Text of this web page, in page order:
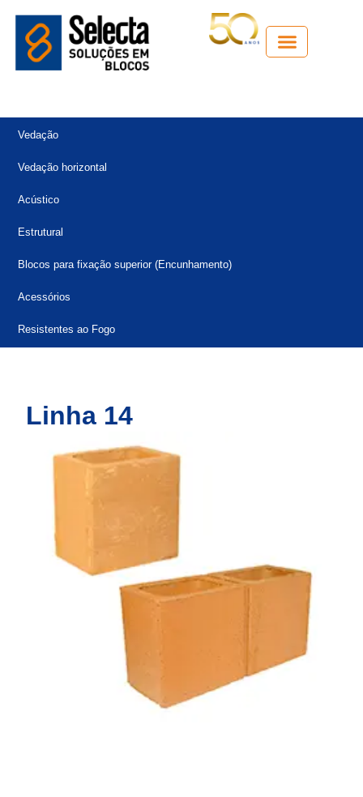
Vedação
Vedação horizontal
Acústico
Estrutural
Blocos para fixação superior (Encunhamento)
Acessórios
Resistentes ao Fogo
Linha 14